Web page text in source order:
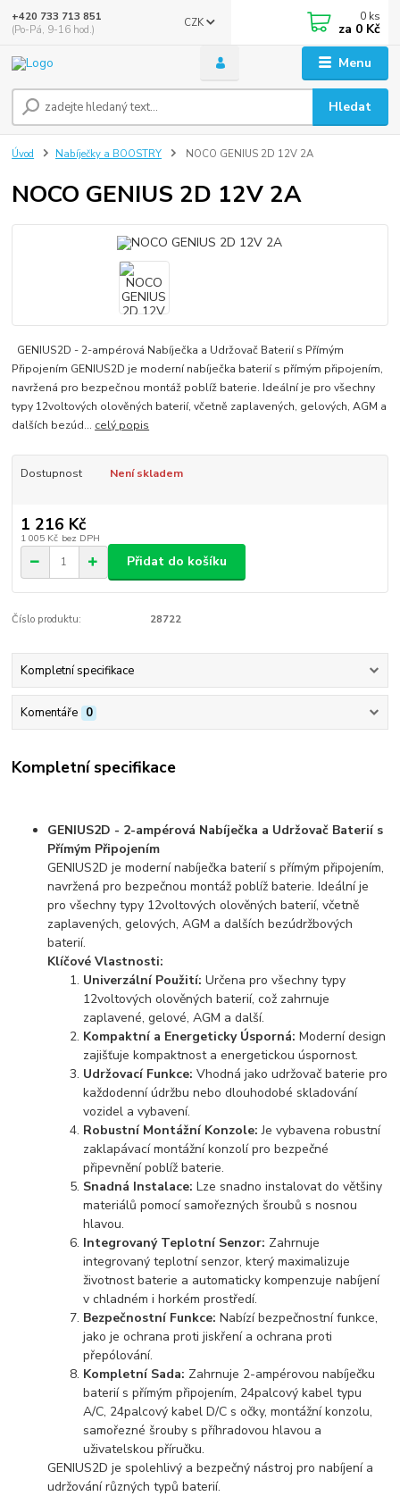
Menu
CZK
Hledat
+420 733 713 851
(Po-Pá, 9-16 hod.)
0 ks
za 0 Kč
Úvod Nabíječky a BOOSTRY NOCO GENIUS 2D 12V 2A
NOCO GENIUS 2D 12V 2A
GENIUS2D - 2-ampérová Nabíječka a Udržovač Baterií s Přímým
Připojením GENIUS2D je moderní nabíječka baterií s přímým připojením,
navržená pro bezpečnou montáž poblíž baterie. Ideální je pro všechny
typy 12voltových olověných baterií, včetně zaplavených, gelových, AGM a
dalších bezúd... celý popis
Dostupnost Není skladem
1 216 Kč
1 005 Kč bez DPH
Přidat do košíku
Číslo produktu: 28722
Kompletní specifikace
Komentáře 0
Kompletní specifikace
GENIUS2D - 2-ampérová Nabíječka a Udržovač Baterií s
Přímým Připojením
GENIUS2D je moderní nabíječka baterií s přímým připojením,
navržená pro bezpečnou montáž poblíž baterie. Ideální je
pro všechny typy 12voltových olověných baterií, včetně
zaplavených, gelových, AGM a dalších bezúdržbových
baterií.
Klíčové Vlastnosti:
Univerzální Použití: Určena pro všechny typy
12voltových olověných baterií, což zahrnuje
zaplavené, gelové, AGM a další.
Kompaktní a Energeticky Úsporná: Moderní design
zajišťuje kompaktnost a energetickou úspornost.
Udržovací Funkce: Vhodná jako udržovač baterie pro
každodenní údržbu nebo dlouhodobé skladování
vozidel a vybavení.
Robustní Montážní Konzole: Je vybavena robustní
zaklapávací montážní konzolí pro bezpečné
připevnění poblíž baterie.
Snadná Instalace: Lze snadno instalovat do většiny
materiálů pomocí samořezných šroubů s nosnou
hlavou.
Integrovaný Teplotní Senzor: Zahrnuje
integrovaný teplotní senzor, který maximalizuje
životnost baterie a automaticky kompenzuje nabíjení
v chladném i horkém prostředí.
Bezpečnostní Funkce: Nabízí bezpečnostní funkce,
jako je ochrana proti jiskření a ochrana proti
přepólování.
Kompletní Sada: Zahrnuje 2-ampérovou nabíječku
baterií s přímým připojením, 24palcový kabel typu
A/C, 24palcový kabel D/C s očky, montážní konzolu,
samořezné šrouby s příhradovou hlavou a
uživatelskou příručku.
GENIUS2D je spolehlivý a bezpečný nástroj pro nabíjení a
udržování různých typů baterií.